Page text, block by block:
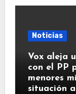
Noticias
Vox aleja
con el PP
menores
situación